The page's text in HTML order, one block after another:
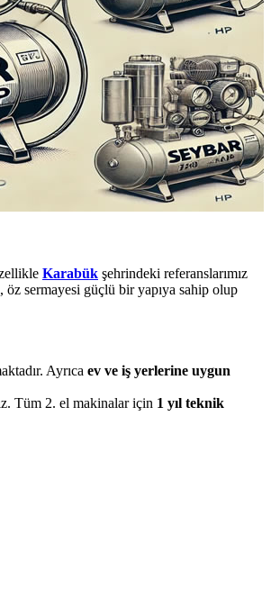
Karabük şehrindeki referanslarımız
öz sermayesi güçlü bir yapıya sahip olup
Ayrıca ev ve iş yerlerine uygun
Tüm 2. el makinalar için 1 yıl teknik